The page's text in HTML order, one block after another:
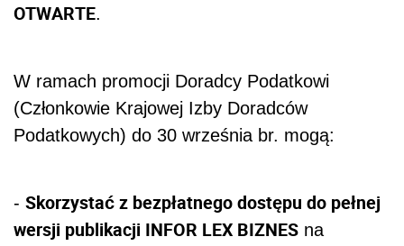
OTWARTE.
W ramach promocji Doradcy Podatkowi
(Członkowie Krajowej Izby Doradców
Podatkowych) do 30 września br. mogą:
- Skorzystać z bezpłatnego dostępu do pełnej
wersji publikacji INFOR LEX BIZNES na